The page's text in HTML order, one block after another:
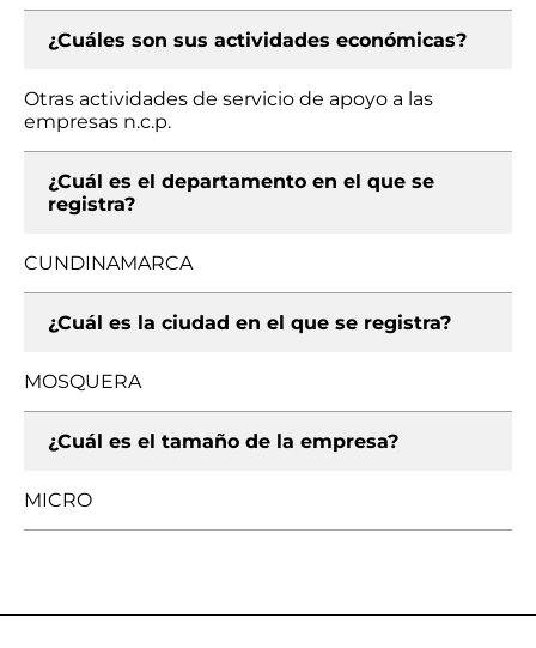
¿Cuáles son sus actividades económicas?
Otras actividades de servicio de apoyo a las
empresas n.c.p.
¿Cuál es el departamento en el que se
registra?
CUNDINAMARCA
¿Cuál es la ciudad en el que se registra?
MOSQUERA
¿Cuál es el tamaño de la empresa?
MICRO